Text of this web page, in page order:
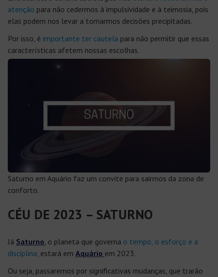
atenção para não cedermos à impulsividade e à teimosia, pois
elas podem nos levar a tomarmos decisões precipitadas.
Por isso, é importante ter cautela para não permitir que essas
características afetem nossas escolhas.
Saturno em Aquário faz um convite para sairmos da zona de
conforto.
CÉU DE 2023 – SATURNO
Já Saturno, o planeta que governa o tempo, o esforço e a
disciplina, estará em Aquário em 2023.
Ou seja, passaremos por significativas mudanças, que trarão